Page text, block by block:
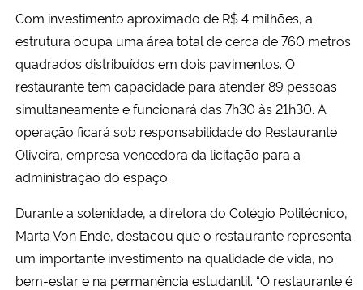
Com investimento aproximado de R$ 4 milhões, a
estrutura ocupa uma área total de cerca de 760 metros
quadrados distribuídos em dois pavimentos. O
restaurante tem capacidade para atender 89 pessoas
simultaneamente e funcionará das 7h30 às 21h30. A
operação ficará sob responsabilidade do Restaurante
Oliveira, empresa vencedora da licitação para a
administração do espaço.
Durante a solenidade, a diretora do Colégio Politécnico,
Marta Von Ende, destacou que o restaurante representa
um importante investimento na qualidade de vida, no
bem-estar e na permanência estudantil. “O restaurante é